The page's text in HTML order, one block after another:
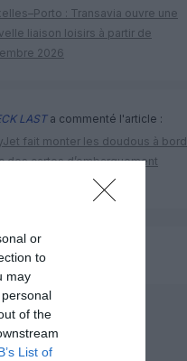
or
to
may
of the
List of
: Transavia ouvre une
liaison loisirs à partir de
2026
LASTa commenté l'article :
fait monter les doudous à bord
des cartes d’embarquement
l'aviation
LIRE AUSSI